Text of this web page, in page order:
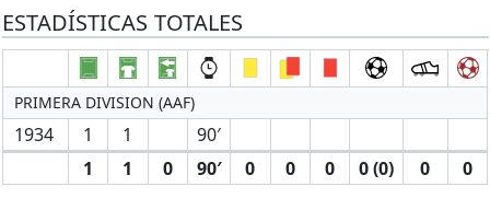
ESTADÍSTICAS TOTALES
PRIMERA DIVISION (AAF)
1934 1 1
90′
1
1 0 90′ 0 0 0 0 (0) 0 0